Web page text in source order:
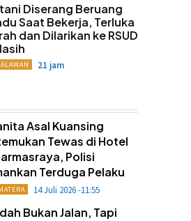
Diserang Beruang
Saat Bekerja, Terluka
dan Dilarikan ke RSUD
21 jam
Asal Kuansing
Tewas di Hotel
Polisi
Terduga Pelaku
14 Juli 2026 -11:55
Bukan Jalan, Tapi